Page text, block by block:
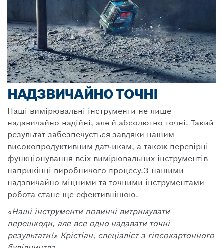
НАДЗВИЧАЙНО ТОЧНІ
Наші вимірювальні інструменти не лише
надзвичайно надійні, але й абсолютно точні. Такий
результат забезпечується завдяки нашим
високопродуктивним датчикам, а також перевірці
функціонування всіх вимірювальних інструментів
наприкінці виробничого процесу.З нашими
надзвичайно міцними та точними інструментами
робота стане ще ефективнішою.
«Наші інструменти повинні витримувати
перешкоди, але все одно надавати точні
результати!» Крістіан, спеціаліст з гіпсокартонного